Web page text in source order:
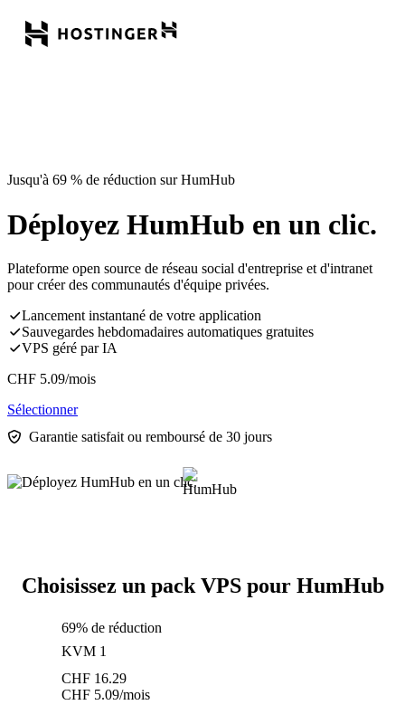
Jusqu'à 69 % de réduction sur HumHub
Déployez HumHub en un clic.
Plateforme open source de réseau social d'entreprise et d'intranet
pour créer des communautés d'équipe privées.
Lancement instantané de votre application
Sauvegardes hebdomadaires automatiques gratuites
VPS géré par IA
CHF 5.09/mois
Sélectionner
Garantie satisfait ou remboursé de 30 jours
Choisissez un pack VPS pour HumHub
69% de réduction
KVM 1
CHF 16.29
CHF 5.09/mois